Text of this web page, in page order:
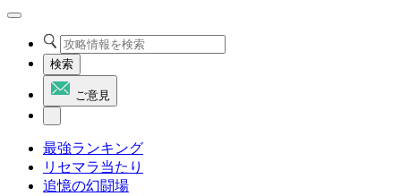
検索
ご意見
最強ランキング
リセマラ当たり
追憶の幻闘場